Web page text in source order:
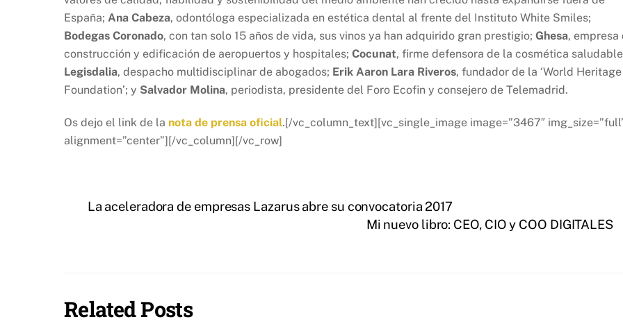
España; Ana Cabeza, odontóloga especializada en estética dental al frente del Instituto White Smiles;
Bodegas Coronado, con tan solo 15 años de vida, sus vinos ya han adquirido gran prestigio; Ghesa, empresa
construcción y edificación de aeropuertos y hospitales; Cocunat, firme defensora de la cosmética
Legisdalia, despacho multidisciplinar de abogados; Erik Aaron Lara Riveros, fundador de la ‘World Heritage
Foundation’; y Salvador Molina, periodista, presidente del Foro Ecofin y consejero de Telemadrid.
Os dejo el link de la nota de prensa oficial.[/vc_column_text][vc_single_image image=”3467″
alignment=”center”][/vc_column][/vc_row]
La aceleradora de empresas Lazarus abre su convocatoria 2017
Mi nuevo libro: CEO, CIO y COO DIGITALES
Related Posts